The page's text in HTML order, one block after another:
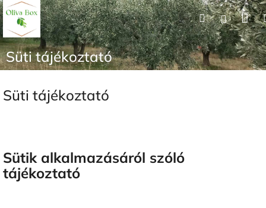
Ugrás
a
fő
tartalomhoz
Keresés
Süti tájékoztató
Süti tájékoztató
Sütik alkalmazásáról szóló
tájékoztató